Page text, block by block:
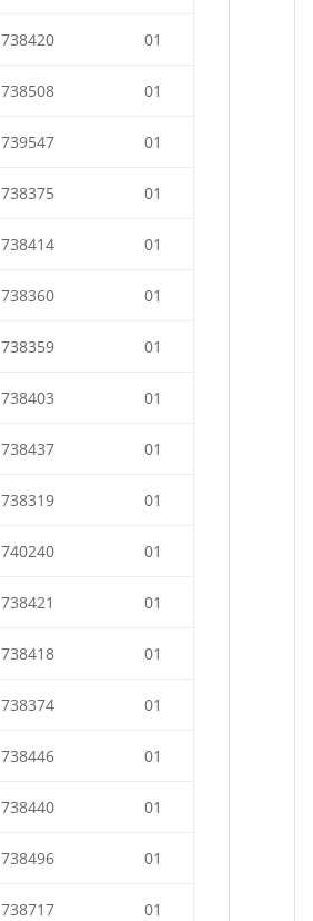
738420 01
738508 01
739547 01
738375 01
738414 01
738360 01
738359 01
738403 01
738437 01
738319 01
740240 01
738421 01
738418 01
738374 01
738446 01
738440 01
738496 01
738717 01